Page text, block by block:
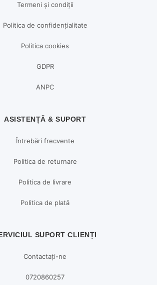
Termeni și condiții
Politica de confidențialitate
Politica cookies
GDPR
ANPC
ASISTENȚĂ & SUPORT
Întrebări frecvente
Politica de returnare
Politica de livrare
Politica de plată
SUPORT CLIENȚI
Contactați-ne
0720860257